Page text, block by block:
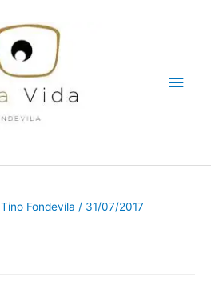
Tino Fondevila / 31/07/2017